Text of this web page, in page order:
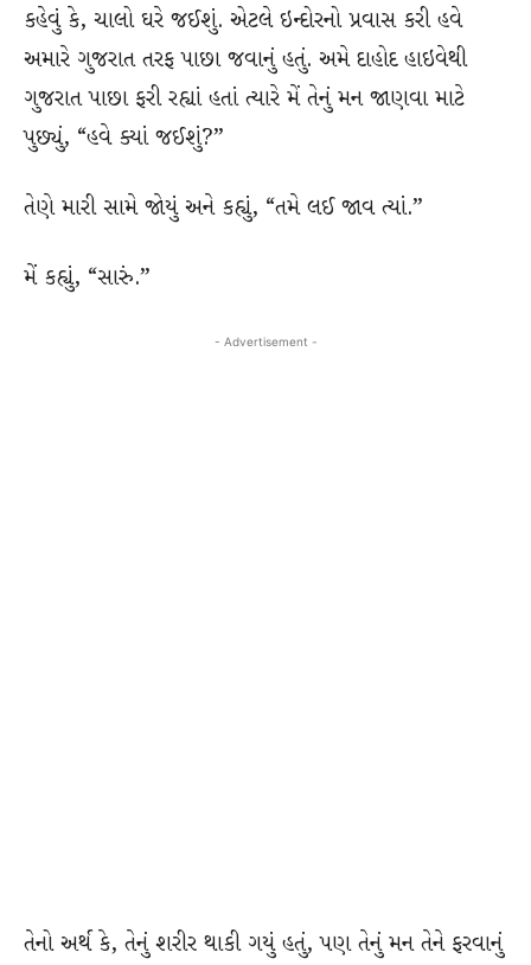
કહેવું કે, ચાલો ઘરે જઈશું. એટલે ઇન્દોરનો પ્રવાસ કરી હવે
અમારે ગુજરાત તરફ પાછા જવાનું હતું. અમે દાહોદ હાઇવેથી
ગુજરાત પાછા ફરી રહ્યાં હતાં ત્યારે મેં તેનું મન જાણવા માટે
પુછ્યું, “હવે ક્યાં જઈશું?”
તેણે મારી સામે જોયું અને કહ્યું, “તમે લઈ જાવ ત્યાં.”
મેં કહ્યું, “સારું.”
- Advertisement -
તેનો અર્થ કે, તેનું શરીર થાકી ગયું હતું, પણ તેનું મન તેને ફરવાનું